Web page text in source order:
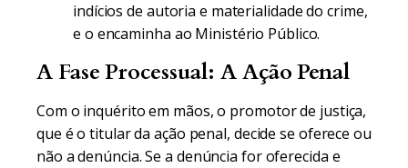
indícios de autoria e materialidade do crime,
e o encaminha ao Ministério Público.
A Fase Processual: A Ação Penal
Com o inquérito em mãos, o promotor de justiça,
que é o titular da ação penal, decide se oferece ou
não a denúncia. Se a denúncia for oferecida e